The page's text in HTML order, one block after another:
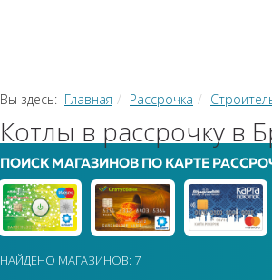
Вы здесь: Главная Рассрочка
Котлы в рассрочку в
ПОИСК МАГАЗИНОВ ПО КАРТЕ
НАЙДЕНО МАГАЗИНОВ: 7